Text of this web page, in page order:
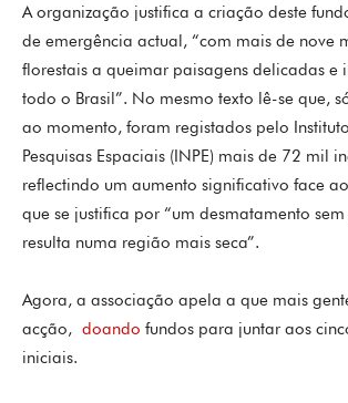
A organização justifica a criação deste
de emergência actual, “com mais de nove
florestais a queimar paisagens delicadas e
todo o Brasil”. No mesmo texto lê-se que,
ao momento, foram registados pelo
Pesquisas Espaciais (INPE) mais de 72 mil
reflectindo um aumento significativo face ao
que se justifica por “um desmatamento sem
resulta numa região mais seca”.
Agora, a associação apela a que mais
acção, doando fundos para juntar aos
iniciais.